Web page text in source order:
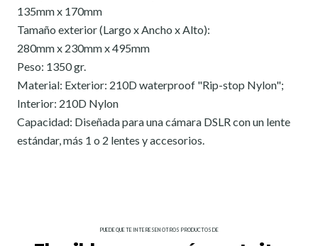
135mm x 170mm
Tamaño exterior (Largo x Ancho x Alto):
280mm x 230mm x 495mm
Peso: 1350 gr.
Material: Exterior: 210D waterproof "Rip-stop Nylon";
Interior: 210D Nylon
Capacidad: Diseñada para una cámara DSLR con un lente
estándar, más 1 o 2 lentes y accesorios.
PUEDE QUE TE INTERESEN OTROS PRODUCTOS DE